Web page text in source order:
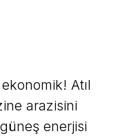
Atıl
arazisini
enerjisi